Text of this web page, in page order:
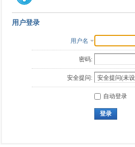
用户登录
用户名
密码:
安全提问:
自动登录
登录